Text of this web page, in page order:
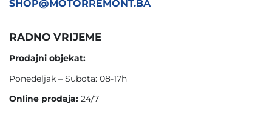
SHOP@MOTORREMONT.BA
RADNO VRIJEME
Prodajni objekat:
Ponedeljak – Subota: 08-17h
Online prodaja: 24/7